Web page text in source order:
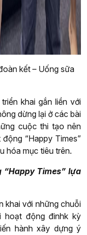
kết – Uống sữa
khai gắn liền với
dừng lại ở các bài
cuộc thi tạo nên
“Happy Times”
hóa mục tiêu trên.
“Happy Times” lựa
khai với những chuỗi
hoạt động đinhk kỳ
hành xây dựng ý